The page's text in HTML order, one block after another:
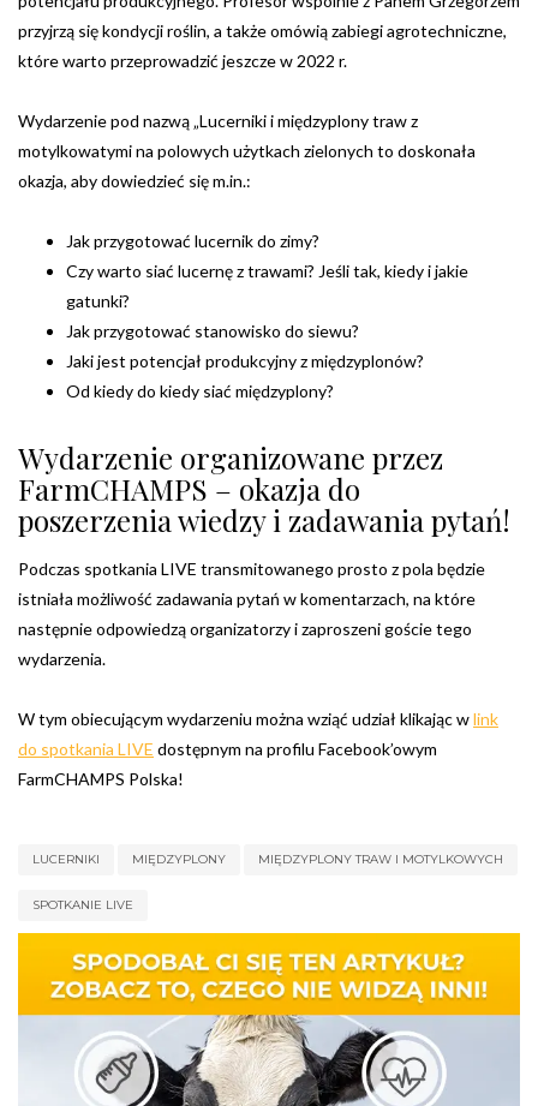
przyjrzą się kondycji roślin, a także omówią zabiegi agrotechniczne,
które warto przeprowadzić jeszcze w 2022 r.
Wydarzenie pod nazwą „Lucerniki i międzyplony traw z
motylkowatymi na polowych użytkach zielonych to doskonała
okazja, aby dowiedzieć się m.in.:
Jak przygotować lucernik do zimy?
Czy warto siać lucernę z trawami? Jeśli tak, kiedy i jakie
gatunki?
Jak przygotować stanowisko do siewu?
Jaki jest potencjał produkcyjny z międzyplonów?
Od kiedy do kiedy siać międzyplony?
Wydarzenie organizowane przez
FarmCHAMPS – okazja do
poszerzenia wiedzy i zadawania pytań!
Podczas spotkania LIVE transmitowanego prosto z pola będzie
istniała możliwość zadawania pytań w komentarzach, na które
następnie odpowiedzą organizatorzy i zaproszeni goście tego
wydarzenia.
W tym obiecującym wydarzeniu można wziąć udział klikając wlink
do spotkania LIVE dostępnym na profilu Facebook’owym
FarmCHAMPS Polska!
LUCERNIKI MIĘDZYPLONY MIĘDZYPLONY TRAW I MOTYLKOWYCH
SPOTKANIE LIVE